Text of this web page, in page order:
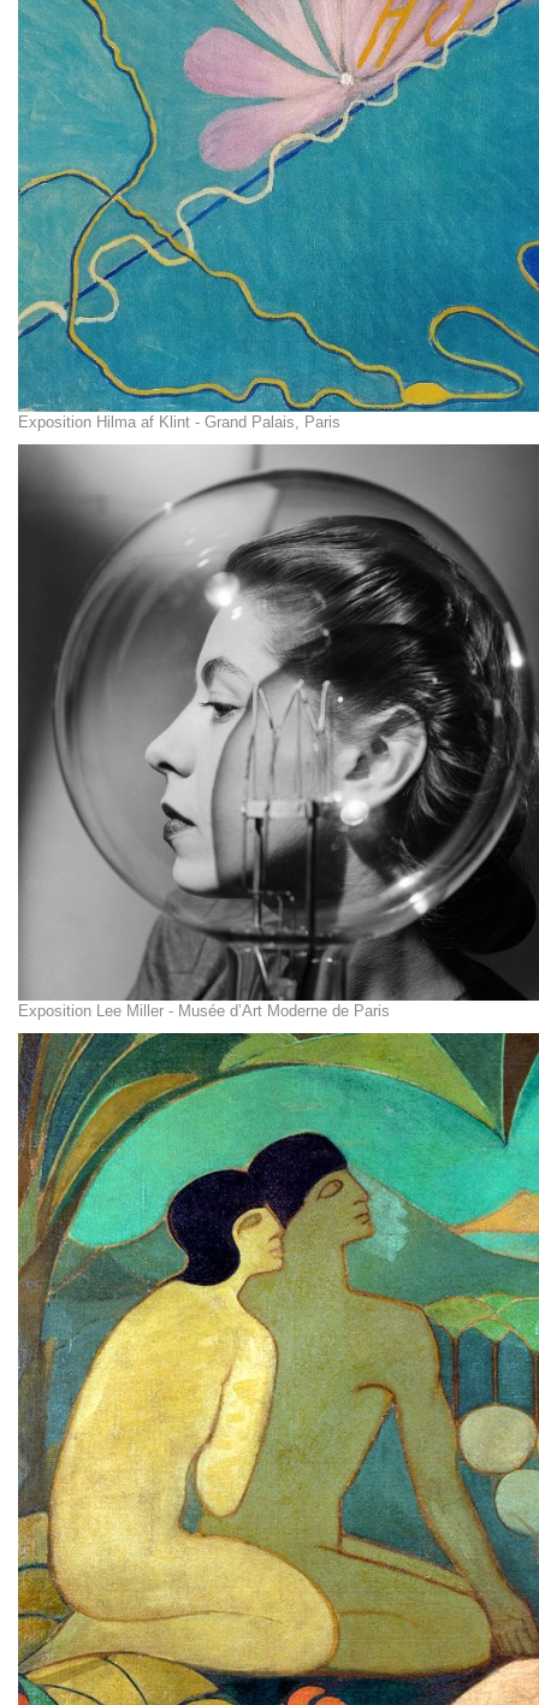
Exposition Hilma af Klint - Grand Palais, Paris
Exposition Lee Miller - Musée d’Art Moderne de Paris